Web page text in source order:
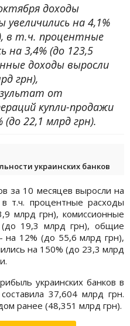
доходы
увеличились на 4,1%
в т.ч. процентные
на 3,4% (до 123,5
доходы выросли
грн),
от
купли-продажи
(до 22,1 млрд грн).
украинских банков
за 10 месяцев выросли на
т.ч. процентные расходы
млрд грн), комиссионные
19,3 млрд грн), общие
на 12% (до 55,6 млрд грн),
на 150% (до 23,3 млрд
украинских банков в
37,604 млрд грн.
ранее (48,351 млрд грн).